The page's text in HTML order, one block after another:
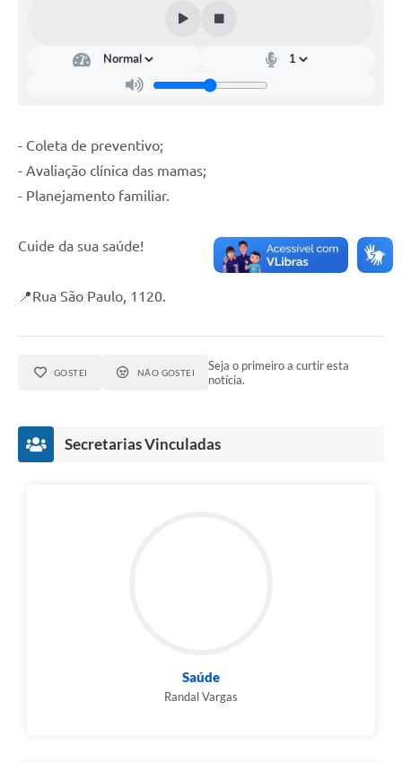
- Coleta de preventivo;
- Avaliação clínica das mamas;
- Planejamento familiar.
Cuide da sua saúde!
📍Rua São Paulo, 1120.
GOSTEI NÃO GOSTEI
Seja o primeiro a curtir esta
notícia.
Secretarias Vinculadas
Saúde
Randal Vargas